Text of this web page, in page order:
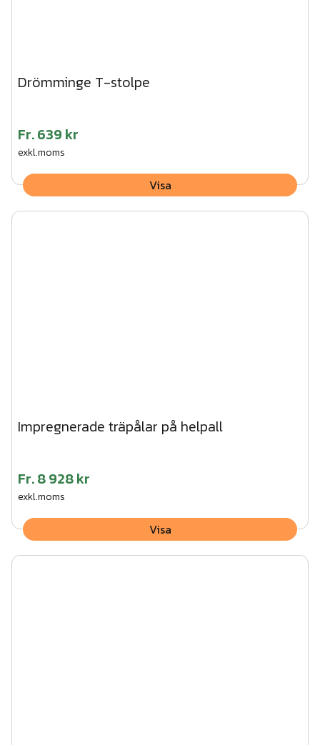
Drömminge T-stolpe
Fr.639 kr
exkl.moms
Visa
Impregnerade träpålar på helpall
Fr.8 928 kr
exkl.moms
Visa